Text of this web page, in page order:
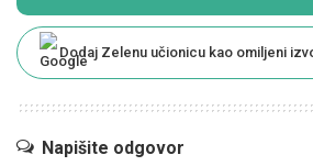
Dodaj Zelenu učionicu kao omiljeni
Napišite odgovor